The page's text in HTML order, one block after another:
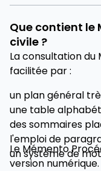
Que contient le
civile ?
La consultation
facilitée par :
un plan général
une table
des sommaires
l'emploi de
un système de
Le Mémento
version numérique.